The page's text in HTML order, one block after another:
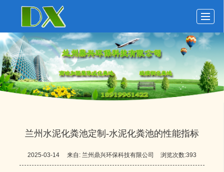
首页 玻璃钢化粪池 化粪池动态 化粪池展示关于鼎兴留言反馈联系我们 LBS
兰州水泥化粪池定制​-水泥化粪池的性能指标
2025-03-14 来自: 兰州鼎兴环保科技有限公司 浏览次数:393